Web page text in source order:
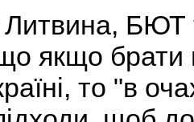
БЮТ
якщо брати
то "в